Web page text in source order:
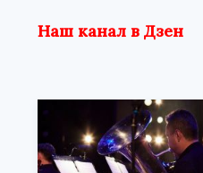
Наш канал в Дзен